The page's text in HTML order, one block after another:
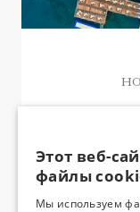
Этот веб-
файлы
Мы используем